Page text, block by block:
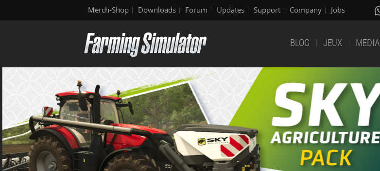
Merch-Shop Downloads Forum Updates Support Company Jobs
BLOG JEUX MEDIA